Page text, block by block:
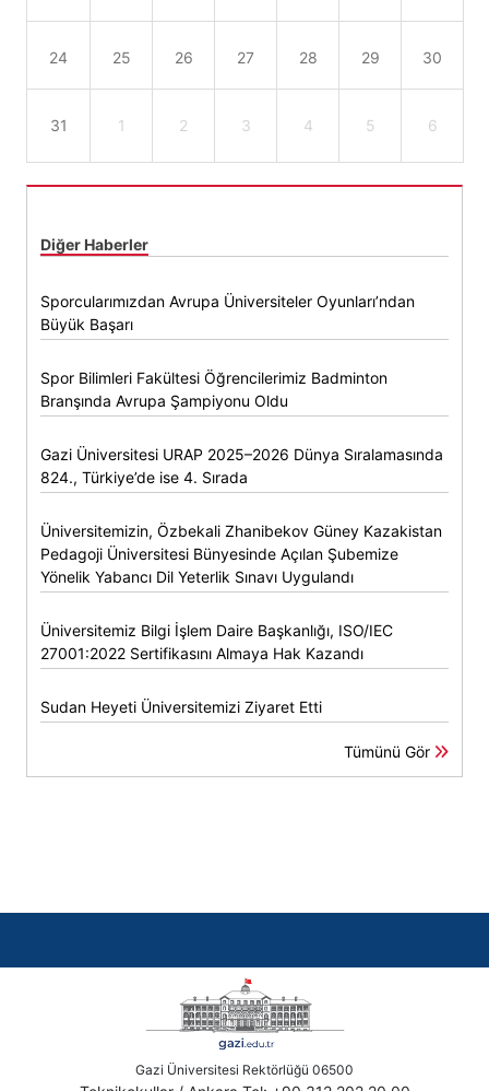
24 25 26 27 28 29 30
31 1 2 3 4 5 6
Diğer Haberler
Sporcularımızdan Avrupa Üniversiteler Oyunları’ndan
Büyük Başarı
Spor Bilimleri Fakültesi Öğrencilerimiz Badminton
Branşında Avrupa Şampiyonu Oldu
Gazi Üniversitesi URAP 2025–2026 Dünya Sıralamasında
824., Türkiye’de ise 4. Sırada
Üniversitemizin, Özbekali Zhanibekov Güney Kazakistan
Pedagoji Üniversitesi Bünyesinde Açılan Şubemize
Yönelik Yabancı Dil Yeterlik Sınavı Uygulandı
Üniversitemiz Bilgi İşlem Daire Başkanlığı, ISO/IEC
27001:2022 Sertifikasını Almaya Hak Kazandı
Sudan Heyeti Üniversitemizi Ziyaret Etti
Tümünü Gör
Gazi Üniversitesi Rektörlüğü 06500